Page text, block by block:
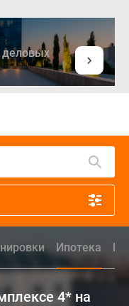
деловых
Ипотека
4* на